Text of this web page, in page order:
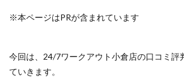
※本ページはPRが含まれています
今回は、24/7ワークアウト小倉店の口コミ評
ていきます。